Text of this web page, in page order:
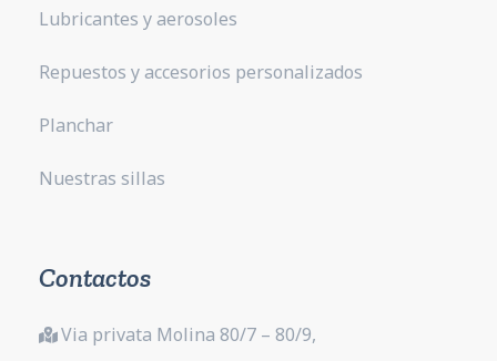
Lubricantes y aerosoles
Repuestos y accesorios personalizados
Planchar
Nuestras sillas
Contactos
Via privata Molina 80/7 – 80/9,